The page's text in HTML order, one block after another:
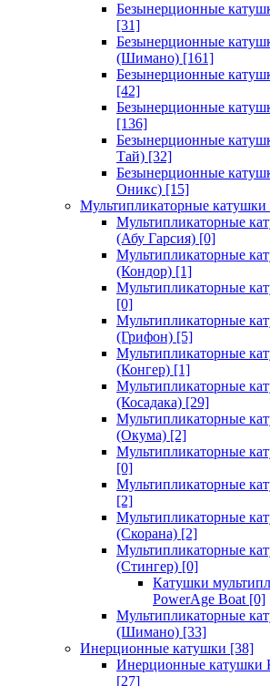
Безынерционные
[31]
Безынерционные
(Шимано) [161]
Безынерционные
[42]
Безынерционные
[136]
Безынерционные
Тай) [32]
Безынерционные
Оникс) [15]
Мультипликаторные катушки
Мультипликаторные
(Абу Гарсия) [0]
Мультипликаторные
(Кондор) [1]
Мультипликаторные
[0]
Мультипликаторные
(Грифон) [5]
Мультипликаторные
(Конгер) [1]
Мультипликаторные
(Косадака) [29]
Мультипликаторные
(Окума) [2]
Мультипликаторные
[0]
Мультипликаторные
[2]
Мультипликаторные
(Скорана) [2]
Мультипликаторные
(Стингер) [0]
Катушки
PowerAge Boat [0]
Мультипликаторные
(Шимано) [33]
Инерционные катушки [38]
Инерционные катушки
[27]